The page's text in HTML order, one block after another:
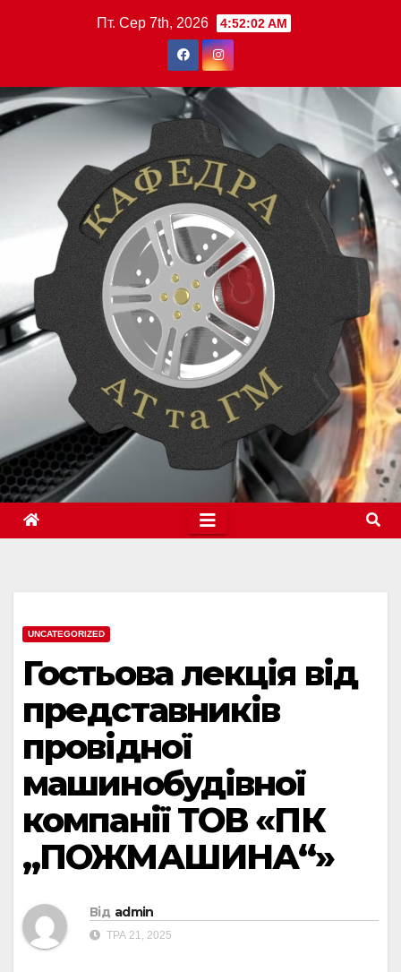
Пт. Сер 7th, 2026 4:52:03 AM
UNCATEGORIZED
Гостьова лекція від
представників
провідної
машинобудівної
компанії ТОВ «ПК
„ПОЖМАШИНА“»
Від admin
ТРА 21, 2025